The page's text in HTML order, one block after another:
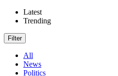
Latest
Trending
Filter
All
News
Politics